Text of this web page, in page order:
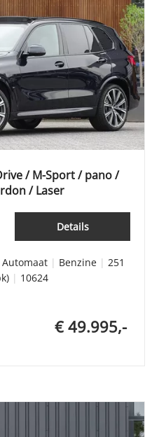
/ M-Sport / pano /
/ Laser
Details
Automaat| Benzine| 251
| 10624
€ 49.995,-